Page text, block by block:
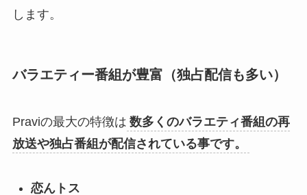
します。
バラエティー番組が豊富（独占配信も多い）
Praviの最大の特徴は 数多くのバラエティ番組の再
放送や独占番組が配信されている事です。
恋んトス